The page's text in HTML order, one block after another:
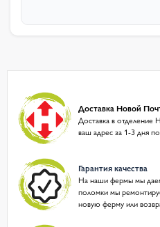
Доставка Новой
Доставка в
ваш адрес за 1-3 дня
Гарантия качества
На наши фермы мы
поломки мы
новую ферму или